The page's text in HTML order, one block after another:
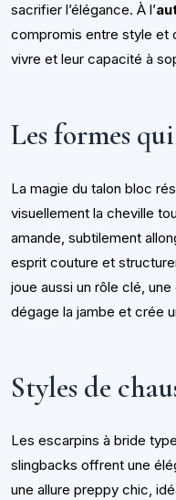
sacrifier l’élégance. À l’
compromis entre style et
vivre et leur capacité à
Les formes
La magie du talon bloc
visuellement la cheville
amande, subtilement
esprit couture et
joue aussi un rôle clé,
dégage la jambe et crée
Styles de
Les escarpins à bride
slingbacks offrent une
une allure preppy chic,